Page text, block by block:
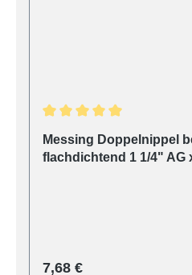
Messing Doppelnippel
flachdichtend 1 1/4" AG
Regulärer Preis:
7,68 €